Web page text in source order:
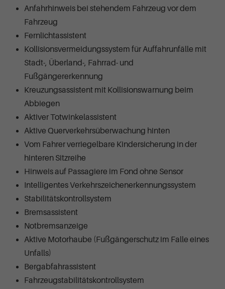
Anfahrhinweis bei stehendem Fahrzeug vor dem
Fahrzeug
Fernlichtassistent
Kollisionsvermeidungssystem für Auffahrunfälle mit
Stadt-, Überland-, Fahrrad- und
Fußgängererkennung
Kreuzungsassistent mit Kollisionswarnung beim
Abbiegen
Aktiver Totwinkelassistent
Aktive Querverkehrsüberwachung hinten
Vom Fahrer verriegelbare Kindersicherung in der
hinteren Sitzreihe
Hinweis auf Passagiere im Fond ohne Sensor
Intelligentes Verkehrszeichenerkennungssystem
Stabilitätskontrollsystem
Bremsassistent
Notbremsanzeige
Aktive Motorhaube (Fußgängerschutz im Falle eines
Unfalls)
Bergabfahrassistent
Fahrzeugstabilitätskontrollsystem